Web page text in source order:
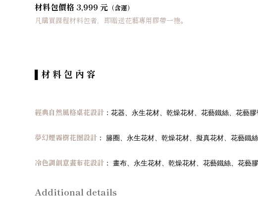
材料包價格 3,999 元 （含運）
凡購買課程材料包者，即贈送花藝專用膠帶一捲。
▌ 材 料 包 內 容
經典自然風格桌花設計 ：花器、永生花材、乾燥花材、花藝鐵絲、花藝膠
夢幻煙霧樹花圈設計 ： 籐圈、永生花材、乾燥花材、擬真花材、花藝鐵絲
冷色調創意畫布花設計 ： 畫布、永生花材、乾燥花材、花藝鐵絲、花藝膠
Additional details